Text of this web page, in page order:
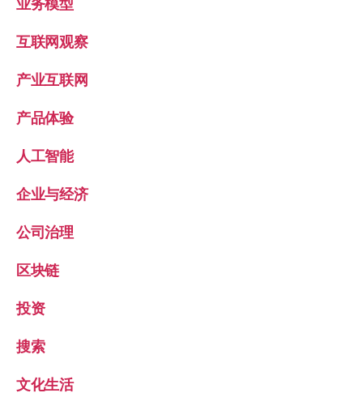
互联网观察
产业互联网
产品体验
人工智能
企业与经济
公司治理
区块链
投资
搜索
文化生活